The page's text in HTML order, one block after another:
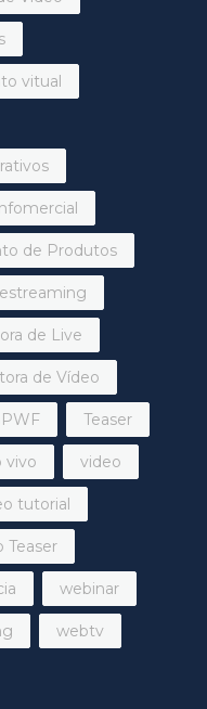
vitual
de Produtos
de Live
de Vídeo
Teaser
vivo video
tutorial
Teaser
webinar
webtv